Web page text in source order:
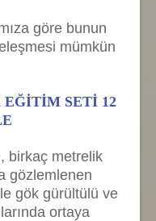
göre bunun
mümkün
SETİ 12
birkaç metrelik
gözlemlenen
gök gürültülü ve
ortaya